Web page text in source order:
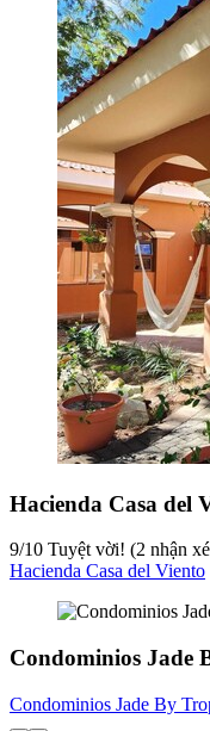
Hacienda Casa del
9/10 Tuyệt vời! (2 nhận
Hacienda Casa del Viento
Condominios Jade
Condominios Jade By